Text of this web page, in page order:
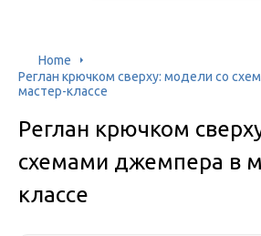
Home
Реглан крючком сверху: модели со
мастер-классе
Реглан крючком
схемами джемпера в
классе